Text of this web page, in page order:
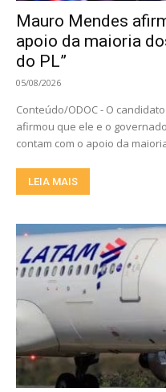
Mauro Mendes
apoio da maioria
do PL”
05/08/2026
Conteúdo/ODOC - O
afirmou que ele e o
contam com o apoio da
LEIA MAIS